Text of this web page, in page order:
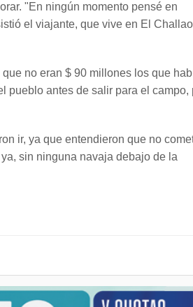
"En ningún momento pensé en
el viajante, que vive en El
no eran $ 90 millones los que
pueblo antes de salir para el campo,
ir, ya que entendieron que no
sin ninguna navaja debajo de la